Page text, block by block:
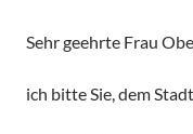
Sehr geehrte Frau
ich bitte Sie, dem